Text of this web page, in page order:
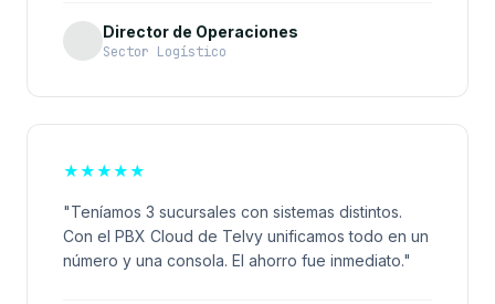
Director de Operaciones
Sector Logístico
★★★★★
"Teníamos 3 sucursales con sistemas distintos.
Con el PBX Cloud de Telvy unificamos todo en un
número y una consola. El ahorro fue inmediato."